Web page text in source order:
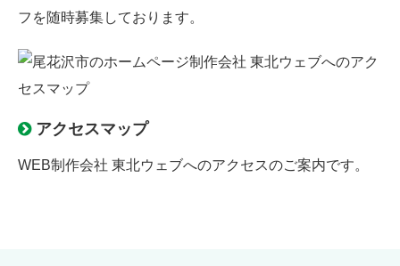
フを随時募集しております。
アクセスマップ
WEB制作会社 東北ウェブへのアクセスのご案内です。